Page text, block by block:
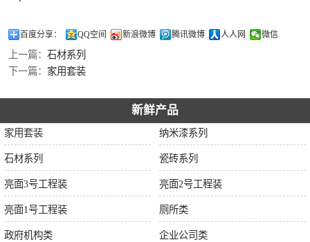
百度分享： QQ空间 新浪微博 腾讯微博 人人网 微信
上一篇： 石材系列
下一篇： 家用套装
新鲜产品
家用套装 纳米漆系列
石材系列 瓷砖系列
亮面3号工程装 亮面2号工程装
亮面1号工程装 厕所类
政府机构类 企业公司类